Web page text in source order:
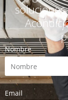
Nombre
Email